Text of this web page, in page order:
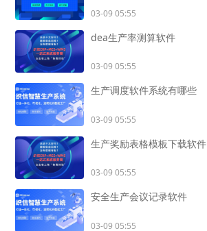
03-09 05:55
dea生产率测算软件
03-09 05:55
生产调度软件系统有哪些
03-09 05:55
生产奖励表格模板下载软件
03-09 05:55
安全生产会议记录软件
03-09 05:55